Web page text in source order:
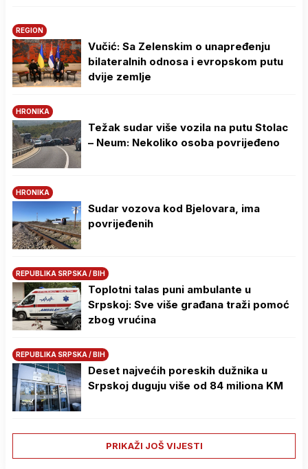
REGION
Vučić: Sa Zelenskim o unapređenju
bilateralnih odnosa i evropskom putu
dvije zemlje
HRONIKA
Težak sudar više vozila na putu Stolac
– Neum: Nekoliko osoba povrijeđeno
HRONIKA
Sudar vozova kod Bjelovara, ima
povrijeđenih
REPUBLIKA SRPSKA / BIH
Toplotni talas puni ambulante u
Srpskoj: Sve više građana traži pomoć
zbog vrućina
REPUBLIKA SRPSKA / BIH
Deset najvećih poreskih dužnika u
Srpskoj duguju više od 84 miliona KM
PRIKAŽI JOŠ VIJESTI